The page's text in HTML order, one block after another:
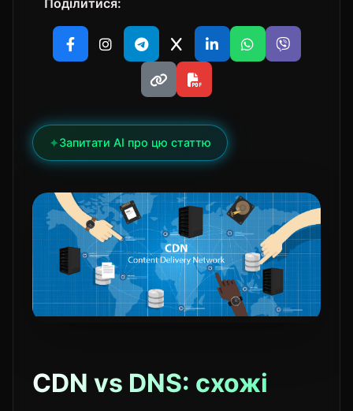
Поділитися:
✦Запитати AI про цю статтю
CDN vs DNS: схожі